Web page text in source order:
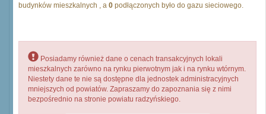
budynków mieszkalnych , a 0 podłączonych było do gazu sieciowego.
Posiadamy również dane o cenach transakcyjnych lokali
mieszkalnych zarówno na rynku pierwotnym jak i na rynku wtórnym.
Niestety dane te nie są dostępne dla jednostek administracyjnych
mniejszych od powiatów. Zapraszamy do zapoznania się z nimi
bezpośrednio na stronie powiatu radzyńskiego.